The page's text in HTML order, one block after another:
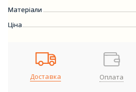
Матеріали
Ціна
Доставка Оплата